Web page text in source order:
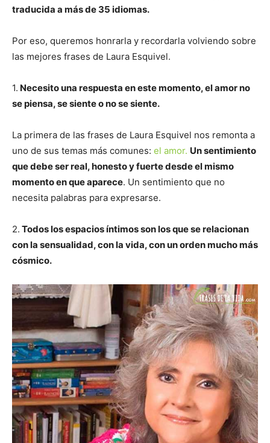
traducida a más de 35 idiomas.
Por eso, queremos honrarla y recordarla volviendo sobre
las mejores frases de Laura Esquivel.
1. Necesito una respuesta en este momento, el amor no
se piensa, se siente o no se siente.
La primera de las frases de Laura Esquivel nos remonta a
uno de sus temas más comunes: el amor. Un sentimiento
que debe ser real, honesto y fuerte desde el mismo
momento en que aparece. Un sentimiento que no
necesita palabras para expresarse.
2. Todos los espacios íntimos son los que se relacionan
con la sensualidad, con la vida, con un orden mucho más
cósmico.